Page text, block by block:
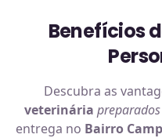
Benefícios
Descubra as
veterinária
entrega no Bairro